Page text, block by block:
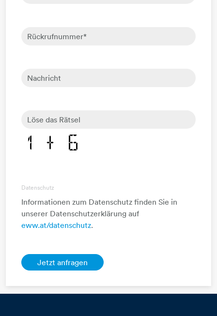
Rückrufnummer*
Nachricht
Löse das Rätsel
Datenschutz
Informationen zum Datenschutz finden Sie in
unserer Datenschutzerklärung auf
eww.at/datenschutz.